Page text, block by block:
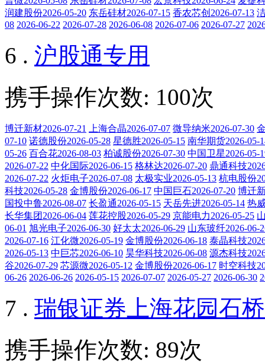
润建股份2026-05-20 东岳硅材2026-07-15 香农芯创2026-07-13
08 2026-06-22 2026-07-28 2026-06-08 2026-07-06 2026-07-27
6 . 沪股通专用
携手操作次数: 100次
博迁新材2026-07-21 上海合晶2026-07-07 微导纳米2026-07-30
07-10 诺德股份2026-05-28 星德胜2026-05-15 南华期货2026-05-
05-26 百合花2026-08-03 柏诚股份2026-07-30 中国卫星2026-05-
2026-07-22 中化国际2026-06-15 格林达2026-07-20 鼎通科技
2026-07-22 火炬电子2026-07-08 太极实业2026-05-13 杭电股份
科技2026-05-28 金博股份2026-06-17 中国巨石2026-07-20 博迁
国投中鲁2026-08-07 长盈通2026-05-15 天岳先进2026-05-14 热
长华集团2026-06-04 莲花控股2026-05-29 京能电力2026-05-25
06-01 旭光电子2026-06-30 好太太2026-06-29 山东玻纤2026-06-
2026-07-16 江化微2026-05-19 金博股份2026-06-18 泰晶科技
2026-05-13 中巨芯2026-06-10 昊华科技2026-06-08 源杰科技
谷2026-07-29 芯源微2026-05-12 金博股份2026-06-17 时空科技
06-26 2026-06-26 2026-05-15 2026-07-07 2026-05-27 2026-06-30
7 . 瑞银证券上海花园石
携手操作次数: 89次